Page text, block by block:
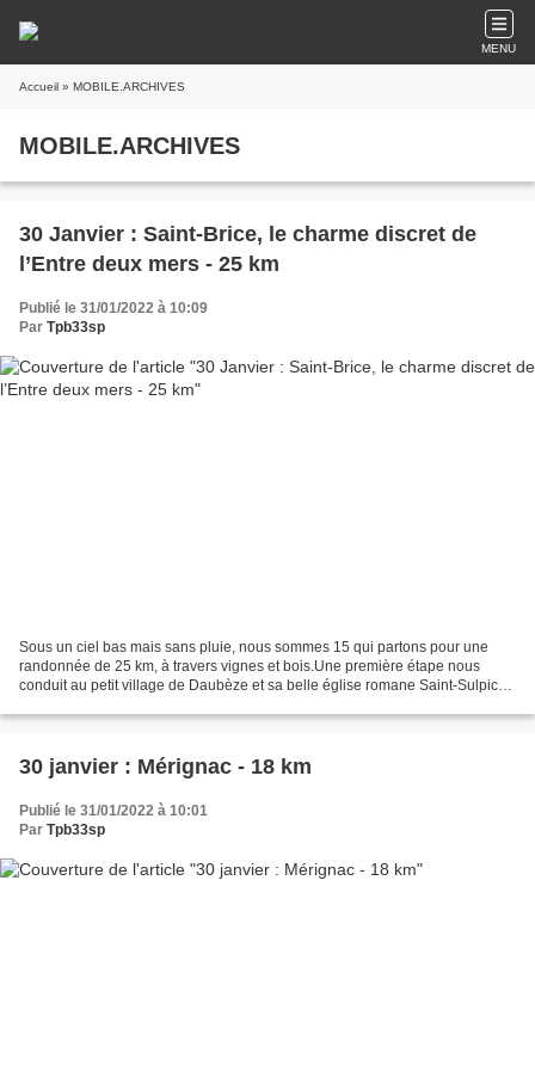
MENU
Accueil » MOBILE.ARCHIVES
MOBILE.ARCHIVES
30 Janvier : Saint-Brice, le charme discret de
l’Entre deux mers - 25 km
Publié le 31/01/2022 à 10:09
Par Tpb33sp
Sous un ciel bas mais sans pluie, nous sommes 15 qui partons pour une
randonnée de 25 km, à travers vignes et bois.Une première étape nous
conduit au petit village de Daubèze et sa belle église romane Saint-Sulpice,
30 janvier : Mérignac - 18 km
Publié le 31/01/2022 à 10:01
Par Tpb33sp